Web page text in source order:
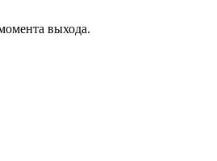
выхода.